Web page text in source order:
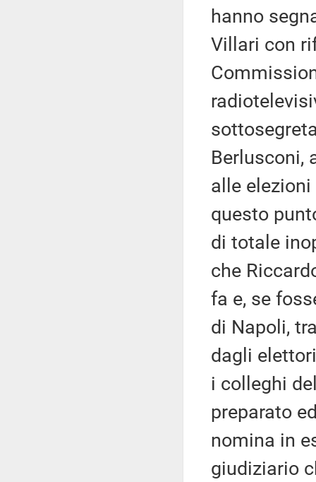
hanno
Villari con
Berlusconi,
alle
questo
di totale
che
fa e, se
di Napoli,
dagli
i colleghi
preparato
nomina in
giudiziario